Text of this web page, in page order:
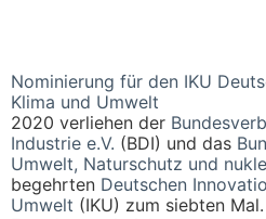
Nominierung für den IKU
Klima und Umwelt
2020 verliehen der
Industrie e.V. (BDI) und das
Umwelt, Naturschutz und
begehrten Deutschen
Umwelt (IKU) zum siebten